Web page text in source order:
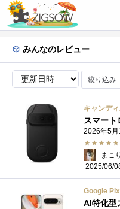
みんなのレビュー
絞り込み
まこ
2025/06/
AI特化型